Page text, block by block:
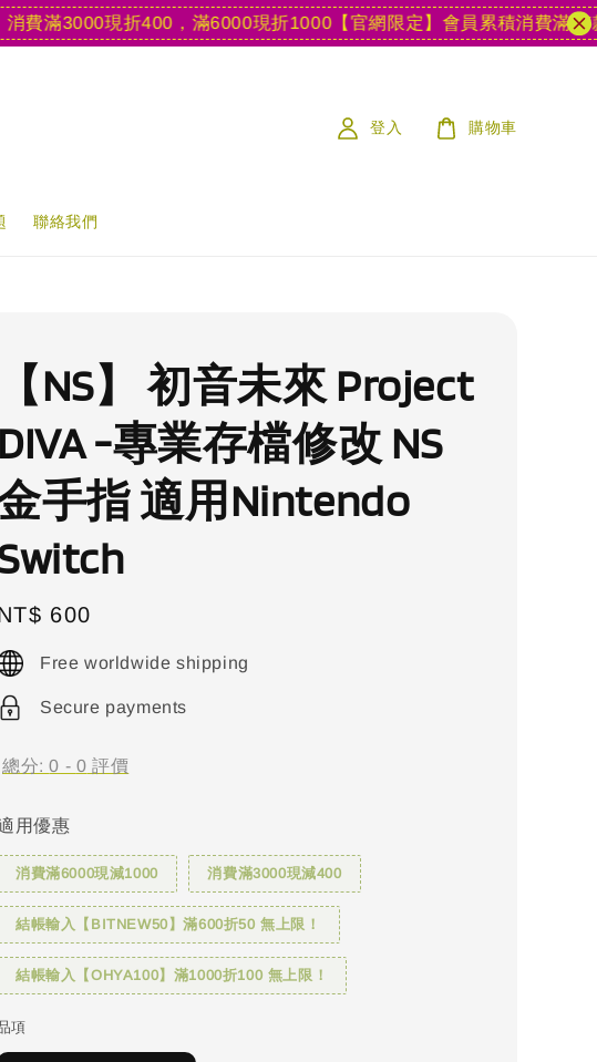
3000現折400，滿6000現折1000【官網限定】會員累積消費滿15款遊
聯絡我們
登入 購物車
【NS】 初音未來 Project
DIVA -專業存檔修改 NS
手指 適用Nintendo
price
600
Free worldwide shipping
Secure payments
總分:0 - 0 評價
用優惠
消費滿6000現減1000 消費滿3000現減400
結帳輸入【BITNEW50】滿600折50 無上限！
結帳輸入【OHYA100】滿1000折100 無上限！
項